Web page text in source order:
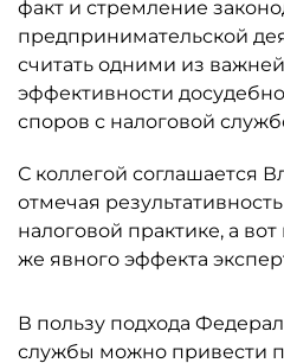
факт и стремление
предпринимательской
считать одними из
эффективности
споров с налоговой
С коллегой соглашается
отмечая
налоговой практике, а
же явного эффекта
В пользу подхода
службы можно привести